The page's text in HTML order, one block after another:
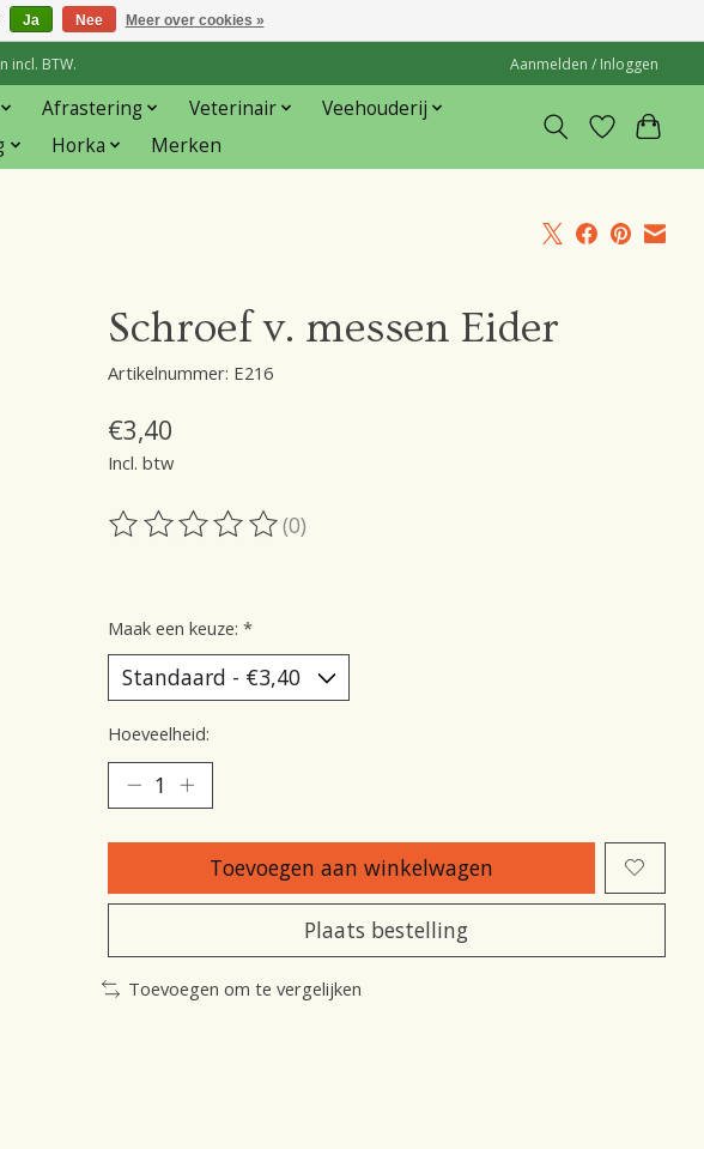
incl. BTW. Aanmelden / Inloggen
Afrastering Veterinair
Veehouderij
Horka Merken
Schroef v. messen Eider
Artikelnummer: E216
€3,40
Incl. btw
De beoordeling van dit product is
(0)
Maak een keuze: *
Hoeveelheid:
Toevoegen aan winkelwagen
Plaats bestelling
Toevoegen om te vergelijken
Ja Nee Meer over cookies »